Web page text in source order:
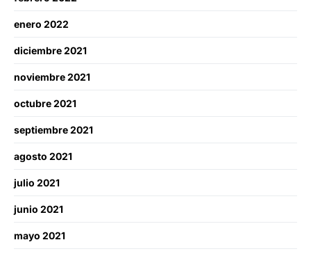
enero 2022
diciembre 2021
noviembre 2021
octubre 2021
septiembre 2021
agosto 2021
julio 2021
junio 2021
mayo 2021